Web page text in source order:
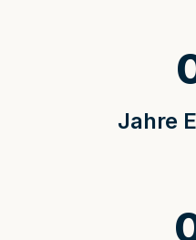
Jahre